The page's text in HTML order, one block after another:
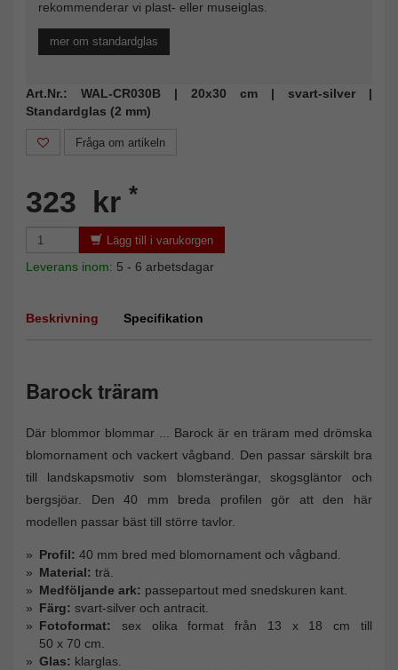
rekommenderar vi plast- eller museiglas.
mer om standardglas
Art.Nr.: WAL-CR030B | 20x30 cm | svart-silver |
Standardglas (2 mm)
Fråga om artikeln
323 kr *
Lägg till i varukorgen
Leverans inom: 5 - 6 arbetsdagar
Beskrivning Specifikation
Barock träram
Där blommor blommar ... Barock är en träram med drömska
blomornament och vackert vågband. Den passar särskilt bra
till landskapsmotiv som blomsterängar, skogsgläntor och
bergsjöar. Den 40 mm breda profilen gör att den här
modellen passar bäst till större tavlor.
Profil: 40 mm bred med blomornament och vågband.
Material: trä.
Medföljande ark: passepartout med snedskuren kant.
Färg: svart-silver och antracit.
Fotoformat: sex olika format från 13 x 18 cm till
50 x 70 cm.
Glas: klarglas.